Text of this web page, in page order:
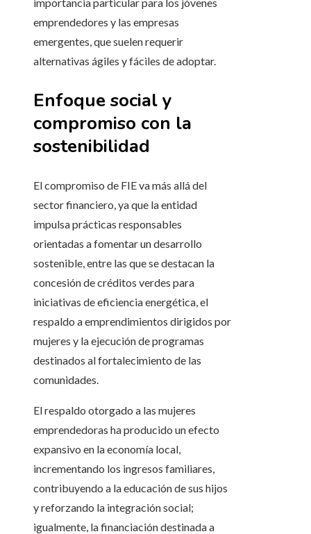
importancia particular para los jóvenes
emprendedores y las empresas
emergentes, que suelen requerir
alternativas ágiles y fáciles de adoptar.
Enfoque social y
compromiso con la
sostenibilidad
El compromiso de FIE va más allá del
sector financiero, ya que la entidad
impulsa prácticas responsables
orientadas a fomentar un desarrollo
sostenible, entre las que se destacan la
concesión de créditos verdes para
iniciativas de eficiencia energética, el
respaldo a emprendimientos dirigidos por
mujeres y la ejecución de programas
destinados al fortalecimiento de las
comunidades.
El respaldo otorgado a las mujeres
emprendedoras ha producido un efecto
expansivo en la economía local,
incrementando los ingresos familiares,
contribuyendo a la educación de sus hijos
y reforzando la integración social;
igualmente, la financiación destinada a